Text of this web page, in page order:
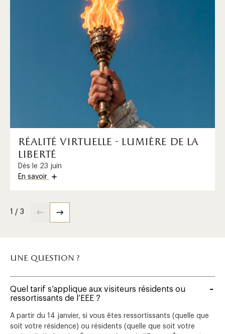
réalité virtuelle - lumière de la
liberté
Dès le 23 juin
En savoir
1 / 3
une question ?
Quel tarif s’applique aux visiteurs résidents ou
ressortissants de l’EEE ?
A partir du 14 janvier, si vous êtes ressortissants (quelle que
soit votre résidence) ou résidents (quelle que soit votre